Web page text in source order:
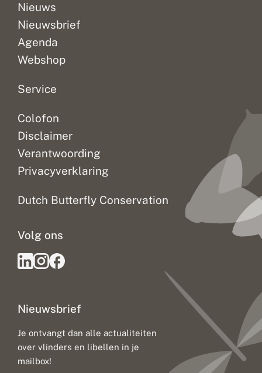
Nieuws
Nieuwsbrief
Agenda
Webshop
Service
Colofon
Disclaimer
Verantwoording
Privacyverklaring
Dutch Butterfly Conservation
Nieuwsbrief
Je ontvangt dan alle actualiteiten
over vlinders en libellen in je
mailbox!
Volg ons